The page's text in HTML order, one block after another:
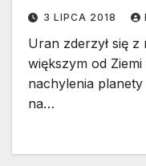
3 LIPCA 2018
Uran zderzył się
większym od
nachylenia
na…